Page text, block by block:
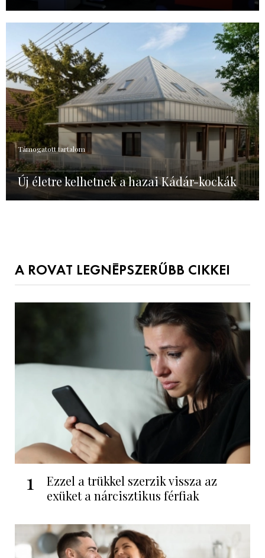
Támogatott tartalom
Új életre kelhetnek a hazai Kádár-kockák
A ROVAT LEGNÉPSZERŰBB CIKKEI
1
Ezzel a trükkel szerzik vissza az
exüket a nárcisztikus férfiak